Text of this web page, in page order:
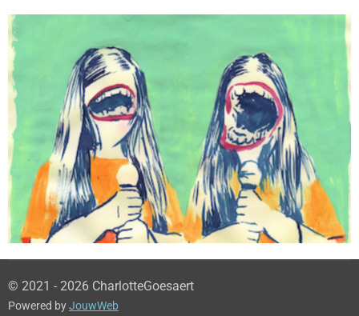
© 2021 - 2026 CharlotteGoesaert
Powered byJouwWeb